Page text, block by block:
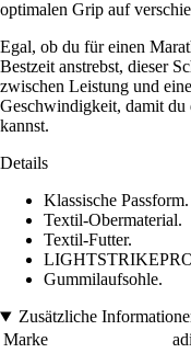
optimalen Grip auf
Egal, ob du für einen
Bestzeit anstrebst, dieser
zwischen Leistung und
Geschwindigkeit, damit du
kannst.
Details
Klassische Passform.
Textil-Obermaterial.
Textil-Futter.
Gummilaufsohle.
Zusätzliche
Marke